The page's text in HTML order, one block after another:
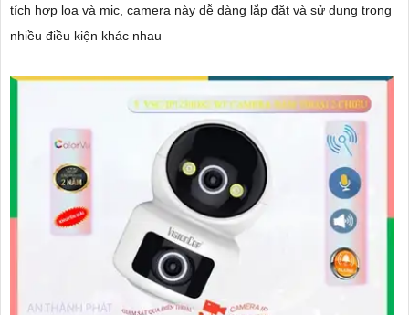
tích hợp loa và mic, camera này dễ dàng lắp đặt và sử dụng trong
nhiều điều kiện khác nhau